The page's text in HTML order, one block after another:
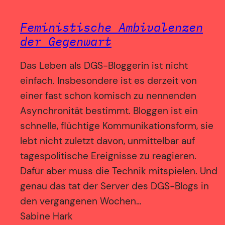
Feministische Ambivalenzen
der Gegenwart
Das Leben als DGS-Bloggerin ist nicht
einfach. Insbesondere ist es derzeit von
einer fast schon komisch zu nennenden
Asynchronität bestimmt. Bloggen ist ein
schnelle, flüchtige Kommunikationsform, sie
lebt nicht zuletzt davon, unmittelbar auf
tagespolitische Ereignisse zu reagieren.
Dafür aber muss die Technik mitspielen. Und
genau das tat der Server des DGS-Blogs in
den vergangenen Wochen…
Sabine Hark